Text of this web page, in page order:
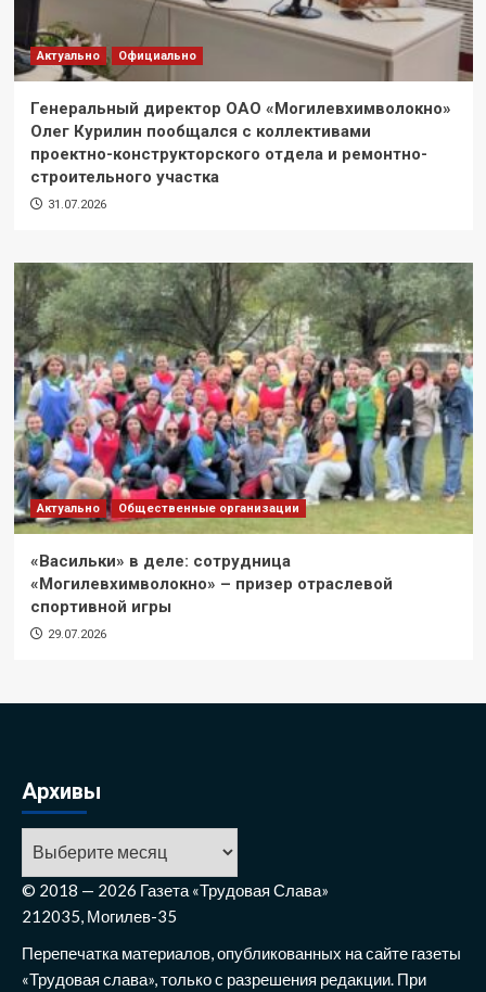
Актуально Официально
Генеральный директор ОАО «Могилевхимволокно»
Олег Курилин пообщался с коллективами
проектно-конструкторского отдела и ремонтно-
строительного участка
31.07.2026
Актуально Общественные организации
«Васильки» в деле: сотрудница
«Могилевхимволокно» – призер отраслевой
спортивной игры
29.07.2026
Архивы
Архивы
© 2018 — 2026 Газета «Трудовая Слава»
212035, Могилев-35
Перепечатка материалов, опубликованных на сайте газеты
«Трудовая слава», только с разрешения редакции. При